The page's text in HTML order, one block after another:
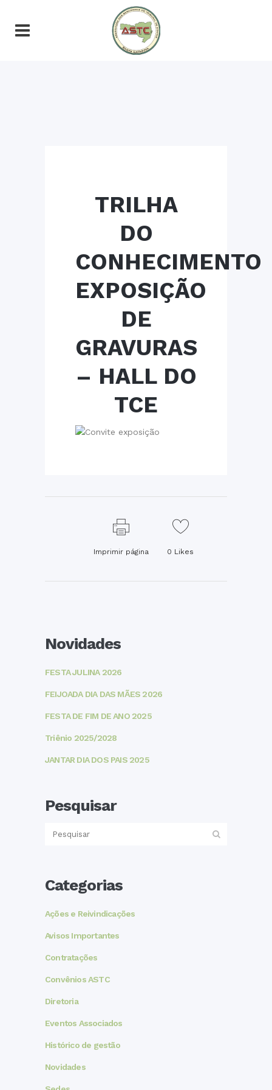
TRILHA
DO
CONHECIMENTO
EXPOSIÇÃO
DE
GRAVURAS
– HALL DO
TCE
Imprimir página 0 Likes
Novidades
FESTA JULINA 2026
FEIJOADA DIA DAS MÃES 2026
FESTA DE FIM DE ANO 2025
Triênio 2025/2028
JANTAR DIA DOS PAIS 2025
Pesquisar
Categorias
Ações e Reivindicações
Avisos Importantes
Contratações
Convênios ASTC
Diretoria
Eventos Associados
Histórico de gestão
Novidades